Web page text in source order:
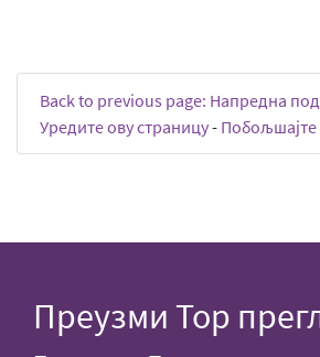
Back to previous page: Напредна
Уредите ову страницу- Побољшајте
Преузми Тор